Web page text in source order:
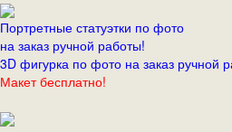
Портретные статуэтки по фото
на заказ ручной работы!
3D фигурка по фото на заказ ручной
Макет бесплатно!